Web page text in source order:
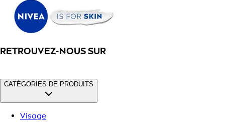
RETROUVEZ-NOUS SUR
CATÉGORIES DE PRODUITS
Visage